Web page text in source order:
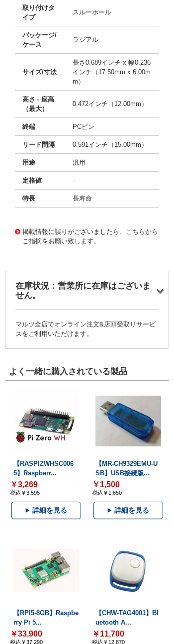
取り付けタ
イプ
スルーホール
パッケージ/
ケース
ラジアル
サイズ/寸法
長さ0.689インチ x 幅0.236
インチ（17.50mm x 6.00m
m）
高さ - 座高
（最大）
0.472インチ（12.00mm）
終端 PCピン
リード間隔 0.591インチ（15.00mm）
用途 汎用
定格値 -
特長 長寿命
掲載情報に誤りがございましたら、こちらから
ご指摘をお願い致します。
在庫状況：営業所に在庫はございま
せん。
マルツ全店でオンライン注文&店頭受取りサービ
スをご利用いただけます。
よく一緒に購入されている製品
【RASPIZWHSC006
5】Raspberr...
￥3,269
税込￥3,595
詳細を見る
【MR-CH9329EMU-U
SB】USB接続版...
￥1,500
税込￥1,650
詳細を見る
【RPI5-8GB】Raspbe
rry Pi 5...
￥33,900
税込￥37,290
【CHW-TAG4001】Bl
uetooth A...
￥11,700
税込￥12,870